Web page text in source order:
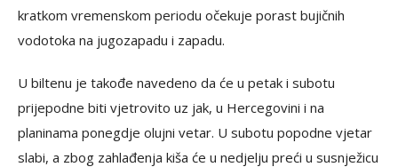
kratkom vremenskom periodu očekuje porast bujičnih
vodotoka na jugozapadu i zapadu.
U biltenu je takođe navedeno da će u petak i subotu
prijepodne biti vjetrovito uz jak, u Hercegovini i na
planinama ponegdje olujni vetar. U subotu popodne vjetar
slabi, a zbog zahlađenja kiša će u nedjelju preći u susnježicu